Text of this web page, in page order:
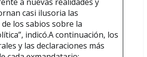
casi ilusoria las
los sabios sobre la
indicó.A continuación, los
y las declaraciones más